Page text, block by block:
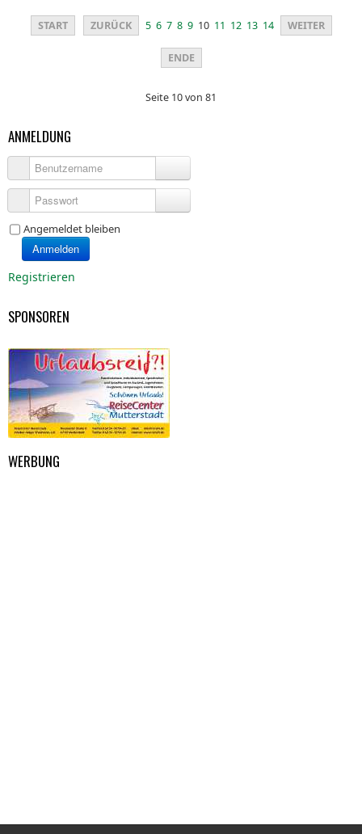
START ZURÜCK 5 6 7 8 9 10 11 12 13 14 WEITER
ENDE
Seite 10 von 81
ANMELDUNG
Benutzername
Passwort
Angemeldet bleiben
Anmelden
Registrieren
SPONSOREN
WERBUNG